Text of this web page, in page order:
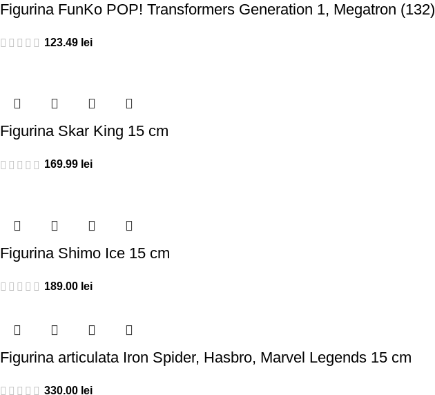
Figurina FunKo POP! Transformers Generation 1, Megatron (132)
123.49 lei
Figurina Skar King 15 cm
169.99 lei
Figurina Shimo Ice 15 cm
189.00 lei
Figurina articulata Iron Spider, Hasbro, Marvel Legends 15 cm
330.00 lei